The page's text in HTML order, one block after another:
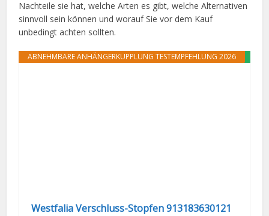
Nachteile sie hat, welche Arten es gibt, welche Alternativen
sinnvoll sein können und worauf Sie vor dem Kauf
unbedingt achten sollten.
ANGEBOT
ABNEHMBARE ANHÄNGERKUPPLUNG TESTEMPFEHLUNG 2026
Westfalia Verschluss-Stopfen 913183630121